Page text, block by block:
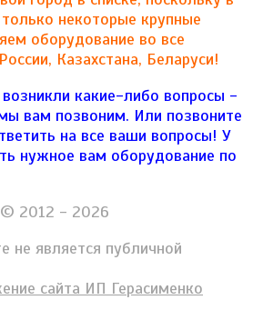
некоторые крупные
оборудование во все
Казахстана, Беларуси!
возникли какие-либо вопросы -
вам позвоним. Или позвоните
на все ваши вопросы! У
нужное вам оборудование по
© 2012 - 2026
не является публичной
сайта ИП Герасименко